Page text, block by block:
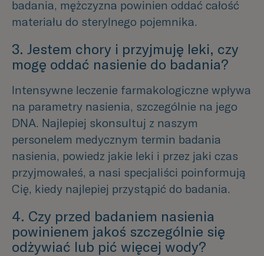
badania, mężczyzna powinien oddać całość
materiału do sterylnego pojemnika.
3. Jestem chory i przyjmuję leki, czy
mogę oddać nasienie do badania?
Intensywne leczenie farmakologiczne wpływa
na parametry nasienia, szczególnie na jego
DNA. Najlepiej skonsultuj z naszym
personelem medycznym termin badania
nasienia, powiedz jakie leki i przez jaki czas
przyjmowałeś, a nasi specjaliści poinformują
Cię, kiedy najlepiej przystąpić do badania.
4. Czy przed badaniem nasienia
powinienem jakoś szczególnie się
odżywiać lub pić więcej wody?